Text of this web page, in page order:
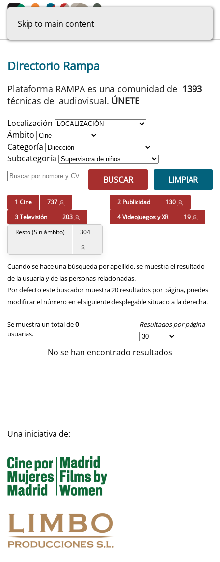
Skip to main content
Directorio Rampa
Plataforma RAMPA es una comunidad de 1393
técnicas del audiovisual. ÚNETE
Localización
Ámbito
Categoría
Subcategoría
BUSCAR
LIMPIAR
1 Cine 737 2 Publicidad
130
3 Televisión
203 4 Videojuegos y XR
19
Resto (Sin ámbito)
304
Cuando se hace una búsqueda por apellido, se muestra el resultado
de la usuaria y de las personas relacionadas.
Por defecto este buscador muestra 20 resultados por página, puedes
modificar el número en el siguiente desplegable situado a la derecha.
Se muestra un total de0
usuarias.
Resultados por página
No se han encontrado resultados
Una iniciativa de: